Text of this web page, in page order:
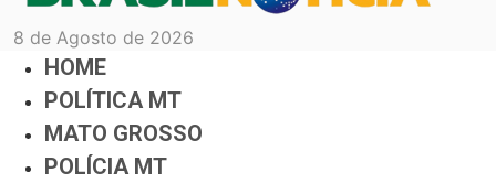
8 de Agosto de 2026
HOME
POLÍTICA MT
MATO GROSSO
POLÍCIA MT